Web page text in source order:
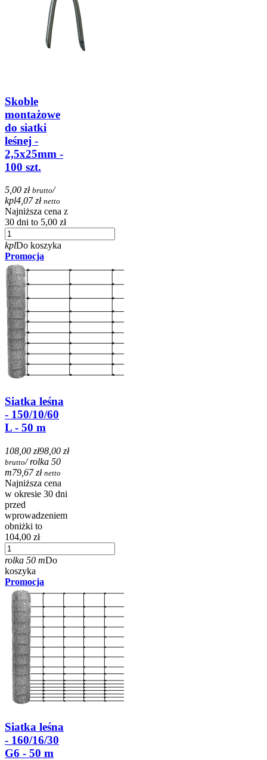
Skoble
montażowe
do siatki
leśnej -
2,5x25mm -
100 szt.
5,00 zł brutto/
kpl4,07 zł netto
Najniższa cena z
30 dni to 5,00 zł
kplDo koszyka
Promocja
Siatka leśna
- 150/10/60
L - 50 m
108,00 zł98,00 zł
brutto/ rolka 50
m79,67 zł netto
Najniższa cena
w okresie 30 dni
przed
wprowadzeniem
obniżki to
104,00 zł
rolka 50 mDo
koszyka
Promocja
Siatka leśna
- 160/16/30
G6 - 50 m